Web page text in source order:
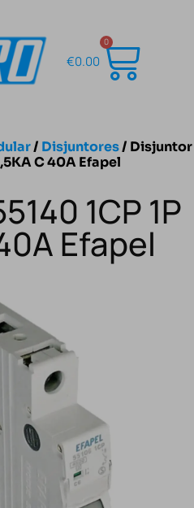
€0.00
0
/ Disjuntores/ Disjuntor
C 40A Efapel
1CP 1P
Efapel